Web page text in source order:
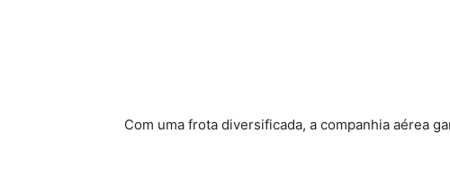
Com uma frota diversificada, a companhia aérea